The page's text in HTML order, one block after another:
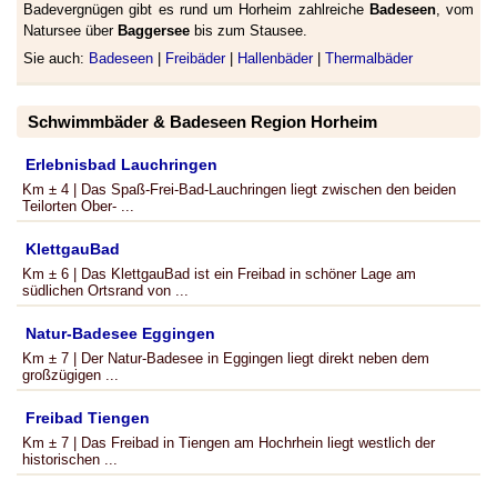
Badevergnügen gibt es rund um Horheim zahlreiche Badeseen, vom
Natursee über Baggersee bis zum Stausee.
Sie auch: Badeseen Freibäder| Hallenbäder| Thermalbäder
Schwimmbäder & Badeseen Region Horheim
Erlebnisbad Lauchringen
Km ± 4 | Das Spaß-Frei-Bad-Lauchringen liegt zwischen den beiden
Teilorten Ober- ...
KlettgauBad
Km ± 6 | Das KlettgauBad ist ein Freibad in schöner Lage am
südlichen Ortsrand von ...
Natur-Badesee Eggingen
Km ± 7 | Der Natur-Badesee in Eggingen liegt direkt neben dem
großzügigen ...
Freibad Tiengen
Km ± 7 | Das Freibad in Tiengen am Hochrhein liegt westlich der
historischen ...